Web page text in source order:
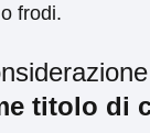
frodi.
titolo di